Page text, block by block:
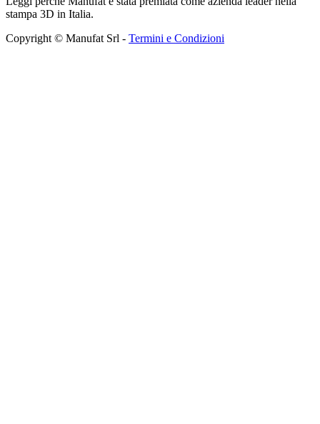
stampa 3D in Italia.
Copyright © Manufat Srl - Termini e Condizioni